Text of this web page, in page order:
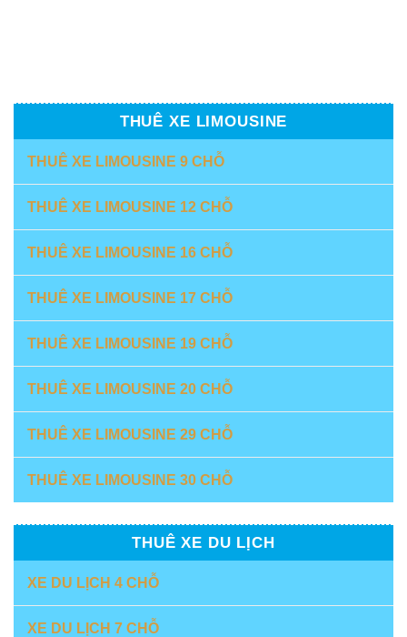
THUÊ XE LIMOUSINE
THUÊ XE LIMOUSINE 9 CHỖ
THUÊ XE LIMOUSINE 12 CHỖ
THUÊ XE LIMOUSINE 16 CHỖ
THUÊ XE LIMOUSINE 17 CHỖ
THUÊ XE LIMOUSINE 19 CHỖ
THUÊ XE LIMOUSINE 20 CHỖ
THUÊ XE LIMOUSINE 29 CHỖ
THUÊ XE LIMOUSINE 30 CHỖ
THUÊ XE DU LỊCH
XE DU LỊCH 4 CHỖ
XE DU LỊCH 7 CHỖ